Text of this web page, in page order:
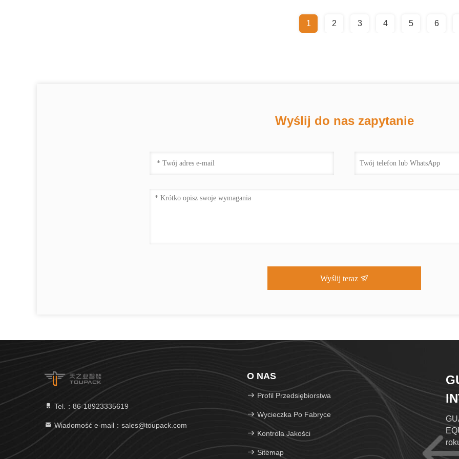
1 2 3 4 5 6
Wyślij do nas zapytanie
Wyślij teraz
Tel.：86-18923335619
Wiadomość e-mail：sales@toupack.com
O NAS
Profil Przedsiębiorstwa
Wycieczka Po Fabryce
Kontrola Jakości
Sitemap